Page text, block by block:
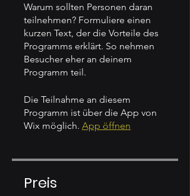
Warum sollten Personen daran
teilnehmen? Formuliere einen
kurzen Text, der die Vorteile des
Programms erklärt. So nehmen
Besucher eher an deinem
Die Teilnahme an diesem
Programm ist über die App von
Wix möglich. App öffnen
Preis